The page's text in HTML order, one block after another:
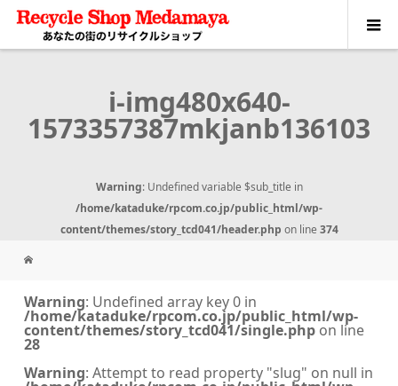
i-img480x640-
1573357387mkjanb136103
Warning: Undefined variable $sub_title in
/home/kataduke/rpcom.co.jp/public_html/wp-
content/themes/story_tcd041/header.php on line 374
Warning: Undefined array key 0 in
/home/kataduke/rpcom.co.jp/public_html/wp-
content/themes/story_tcd041/single.php on line
28
Warning: Attempt to read property "slug" on null in